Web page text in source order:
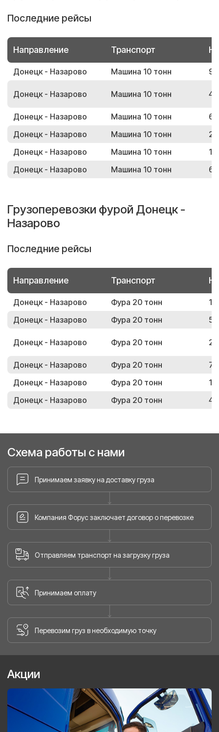
Последние рейсы
Направление Транспорт
Донецк - Назарово Машина 10 тонн
Донецк - Назарово Машина 10 тонн
Донецк - Назарово Машина 10 тонн
Донецк - Назарово
Машина 10 тонн
Донецк - Назарово
Машина 10 тонн
Донецк - Назарово
Машина 10 тонн
Грузоперевозки фурой Донецк -
Назарово
Последние рейсы
Направление Транспорт
Донецк - Назарово Фура 20 тонн
Донецк - Назарово
Фура 20 тонн
Донецк - Назарово Фура 20 тонн
Донецк - Назарово Фура 20 тонн
Донецк - Назарово
Фура 20 тонн
Донецк - Назарово
Фура 20 тонн
Схема работы с нами
Принимаем заявку на доставку груза
Компания Форус заключает договор о перевозке
Отправляем транспорт на загрузку груза
Принимаем оплату
Перевозим груз в необходимую точку
Акции